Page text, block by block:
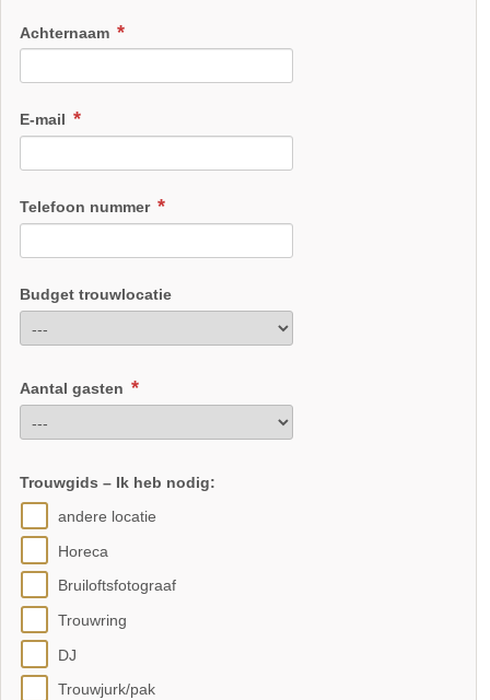
Achternaam
E-mail
Telefoon nummer
Budget trouwlocatie
Aantal gasten
Trouwgids – Ik heb nodig:
andere locatie
Horeca
Bruiloftsfotograaf
Trouwring
DJ
Trouwjurk/pak